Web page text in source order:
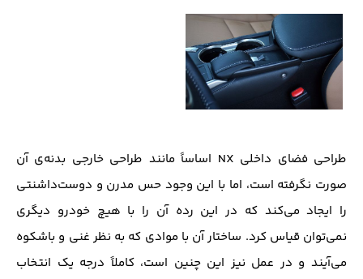
طراحی فضای داخلی NX اساساً مانند طراحی خارجی بدنه‌ی آن
صورت نگرفته است، اما با این وجود حس مدرن و دوست‌داشنتی
را ایجاد می‌کند که در این رده آن را با هیچ خودرو دیگری
نمی‌توان قیاس کرد. ساختار آن با موادی که به نظر غنی و باشکوه
می‌آیند و در عمل نیز این چنین است، کاملاً درجه یک انتخاب